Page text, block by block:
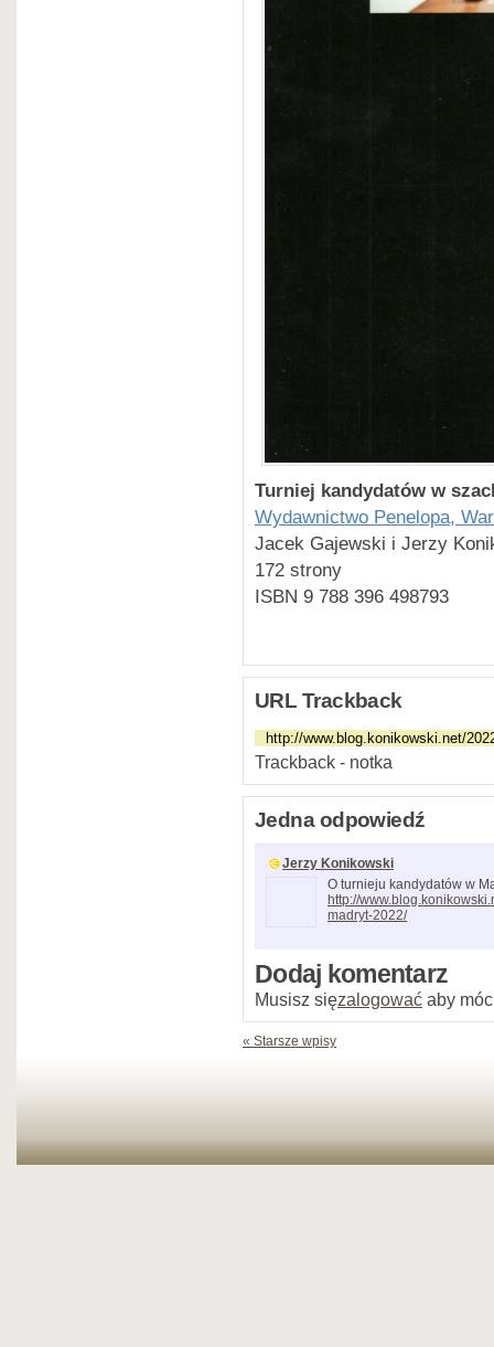
Turniej kandydatów w
Wydawnictwo Penelopa,
Jacek Gajewski i Jerzy
172 strony
ISBN 9 788 396 498793
URL Trackback
Trackback - notka
Jedna odpowiedź
Jerzy Konikowski
O turnieju kandydatów w
http://
madryt-2022/
Dodaj komentarz
Musisz sięzalogować aby
« Starsze wpisy